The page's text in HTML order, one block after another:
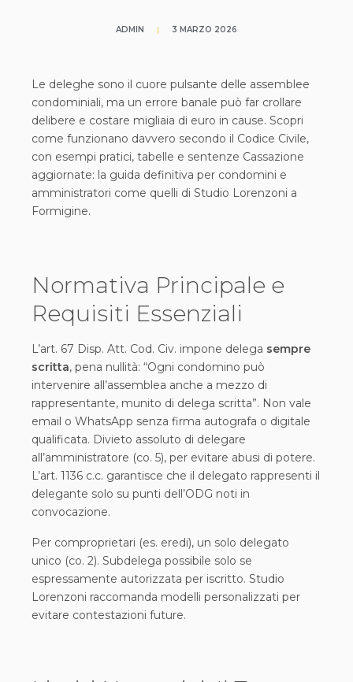
ADMIN | 3 MARZO 2026
Le deleghe sono il cuore pulsante delle assemblee
condominiali, ma un errore banale può far crollare
delibere e costare migliaia di euro in cause. Scopri
come funzionano davvero secondo il Codice Civile,
con esempi pratici, tabelle e sentenze Cassazione
aggiornate: la guida definitiva per condomini e
amministratori come quelli di Studio Lorenzoni a
Formigine.
Normativa Principale e
Requisiti Essenziali
L’art. 67 Disp. Att. Cod. Civ. impone delega sempre
scritta, pena nullità: “Ogni condomino può
intervenire all’assemblea anche a mezzo di
rappresentante, munito di delega scritta”. Non vale
email o WhatsApp senza firma autografa o digitale
qualificata. Divieto assoluto di delegare
all’amministratore (co. 5), per evitare abusi di potere.
L’art. 1136 c.c. garantisce che il delegato rappresenti il
delegante solo su punti dell’ODG noti in
convocazione.
Per comproprietari (es. eredi), un solo delegato
unico (co. 2). Subdelega possibile solo se
espressamente autorizzata per iscritto. Studio
Lorenzoni raccomanda modelli personalizzati per
evitare contestazioni future.